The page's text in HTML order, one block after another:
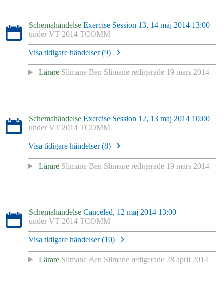
Schemahändelse Exercise Session 13, 14 maj 2014 13:00
under VT 2014 TCOMM
Visa tidigare händelser (9)
Lärare Slimane Ben Slimaneredigerade 19 mars 2014
Schemahändelse Exercise Session 12, 13 maj 2014 10:00
under VT 2014 TCOMM
Visa tidigare händelser (8)
Lärare Slimane Ben Slimaneredigerade 19 mars 2014
Schemahändelse Canceled, 12 maj 2014 13:00
under VT 2014 TCOMM
Visa tidigare händelser (10)
Lärare Slimane Ben Slimaneredigerade 28 april 2014